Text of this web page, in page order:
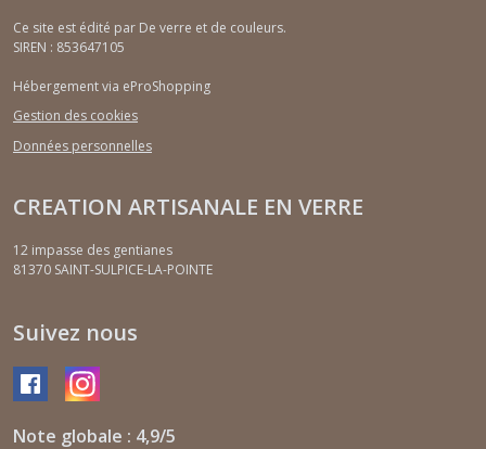
Ce site est édité par De verre et de couleurs.
SIREN : 853647105
Hébergement via eProShopping
Gestion des cookies
Données personnelles
CREATION ARTISANALE EN VERRE
12 impasse des gentianes
81370 SAINT-SULPICE-LA-POINTE
Suivez nous
Note globale : 4,9/5